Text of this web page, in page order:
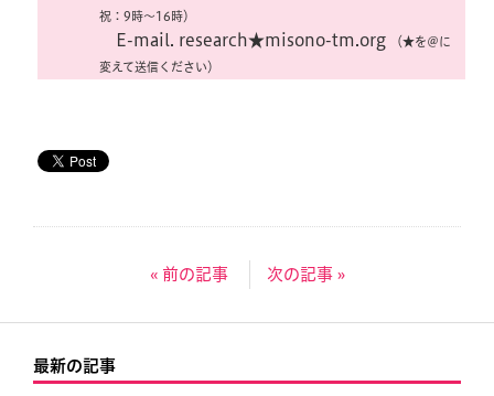
祝：9時〜16時）
E-mail. research★misono-tm.org （★を＠に
変えて送信ください）
« 前の記事 次の記事 »
最新の記事